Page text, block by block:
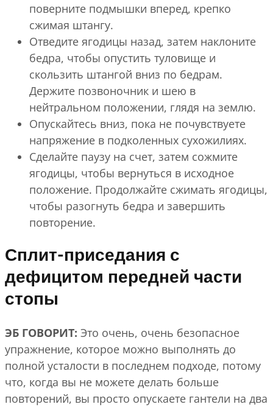
поверните подмышки вперед, крепко
сжимая штангу.
Отведите ягодицы назад, затем наклоните
бедра, чтобы опустить туловище и
скользить штангой вниз по бедрам.
Держите позвоночник и шею в
нейтральном положении, глядя на землю.
Опускайтесь вниз, пока не почувствуете
напряжение в подколенных сухожилиях.
Сделайте паузу на счет, затем сожмите
ягодицы, чтобы вернуться в исходное
положение. Продолжайте сжимать ягодицы,
чтобы разогнуть бедра и завершить
повторение.
Сплит-приседания с
дефицитом передней части
стопы
ЭБ ГОВОРИТ: Это очень, очень безопасное
упражнение, которое можно выполнять до
полной усталости в последнем подходе, потому
что, когда вы не можете делать больше
повторений, вы просто опускаете гантели на два